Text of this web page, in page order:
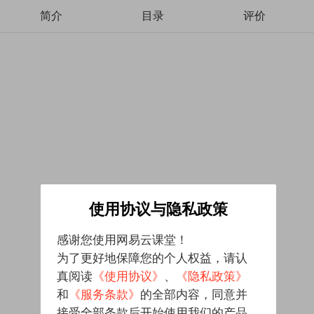
简介 目录 评价
使用协议与隐私政策
感谢您使用网易云课堂！
为了更好地保障您的个人权益，请认
真阅读 《使用协议》 、
《隐私政策》
和 《服务条款》 的全部内容，同意并